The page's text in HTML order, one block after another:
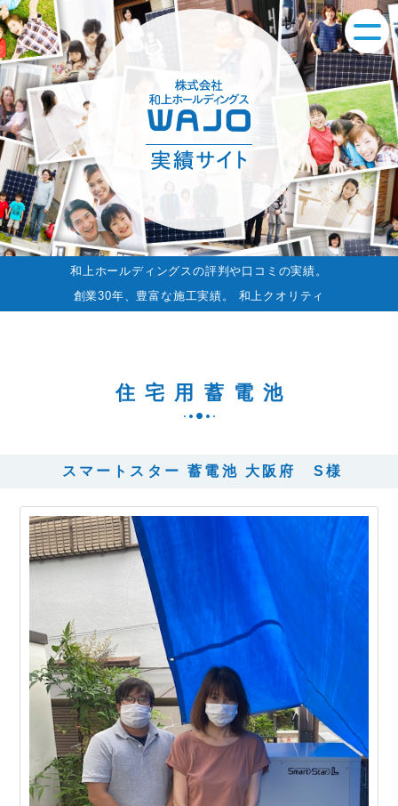
和上ホールディングスの評判や口コミの実績。
創業30年、豊富な施工実績。 和上クオリティ
住宅用蓄電池
スマートスター 蓄電池 大阪府 S様